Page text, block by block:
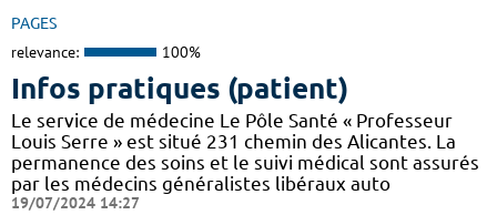
PAGES
relevance: 100%
Infos pratiques (patient)
Le service de médecine Le Pôle Santé « Professeur
Louis Serre » est situé 231 chemin des Alicantes. La
permanence des soins et le suivi médical sont assurés
par les médecins généralistes libéraux auto
19/07/2024 14:27